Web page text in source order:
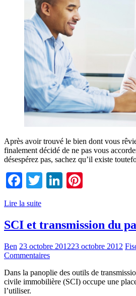
Après avoir trouvé le bien dont vous
finalement décidé de ne pas vous
désespérez pas, sachez qu’il existe
Facebook
TwitterLinkedIn
Lire la suite
SCI et transmission du
Ben 23 octobre 201223 octobre 2012
Commentaires
Dans la panoplie des outils de
civile immobilière (SCI) occupe une
l’utiliser.